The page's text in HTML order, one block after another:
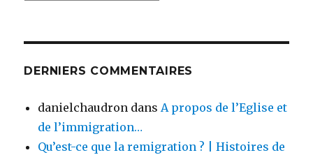
DERNIERS COMMENTAIRES
danielchaudron dansA propos de l’Eglise et
de l’immigration…
Qu’est-ce que la remigration ? | Histoires de